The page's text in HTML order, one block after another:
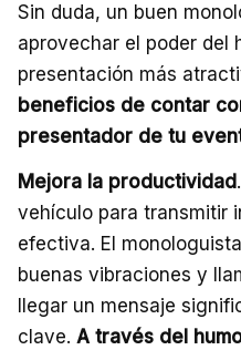
Sin duda, un buen
aprovechar el poder del
presentación más
beneficios de contar
presentador de tu
Mejora la productividad
vehículo para transmitir
efectiva. El
buenas vibraciones y
llegar un mensaje
clave. A través del